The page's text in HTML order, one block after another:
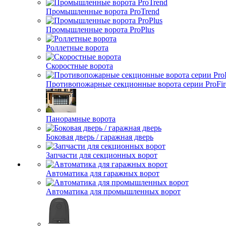
Промышленные ворота ProTrend
Промышленные ворота ProPlus
Роллетные ворота
Скоростные ворота
Противопожарные секционные ворота серии
Панорамные ворота
Боковая дверь / гаражная дверь
Запчасти для секционных ворот
Автоматика для гаражных ворот
Автоматика для промышленных ворот